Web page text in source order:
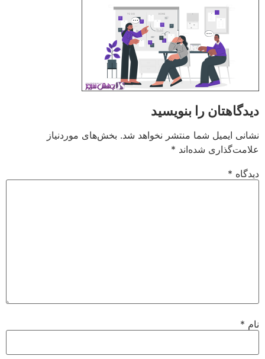
دیدگاهتان را بنویسید
نشانی ایمیل شما منتشر نخواهد شد. بخش‌های موردنیاز
علامت‌گذاری شده‌اند *
دیدگاه *
نام *